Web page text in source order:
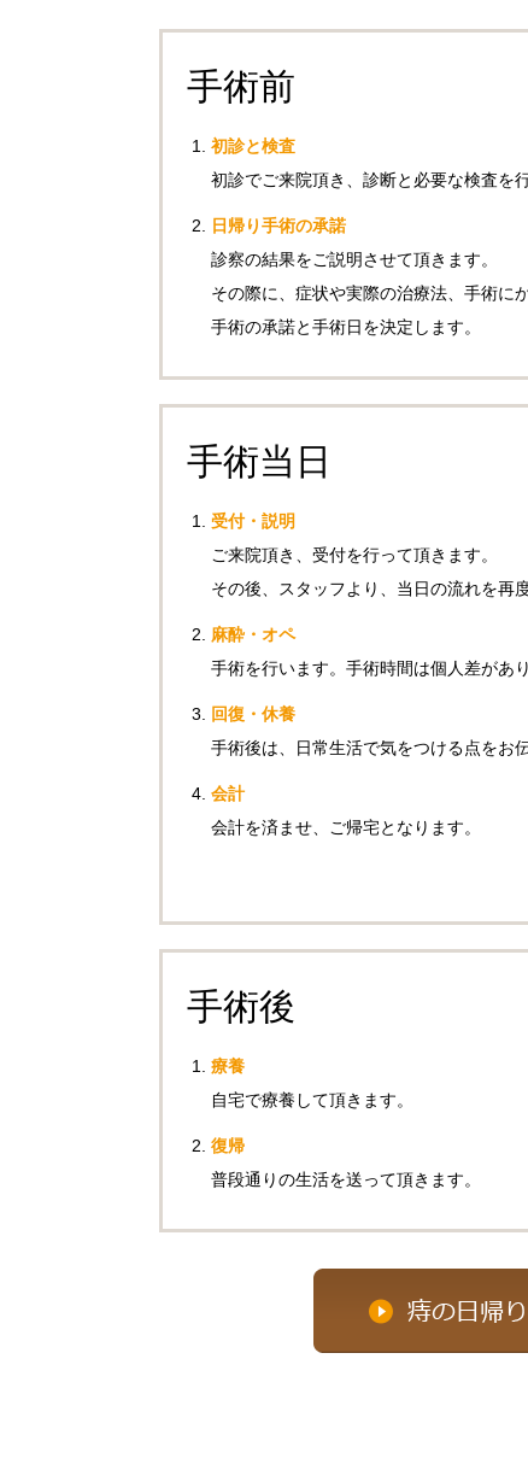
手術前
初診と検査
初診でご来院頂き、診断と必要な検査を行
日帰り手術の承諾
診察の結果をご説明させて頂きます。
その際に、症状や実際の治療法、手術に
手術の承諾と手術日を決定します。
手術当日
受付・説明
ご来院頂き、受付を行って頂きます。
その後、スタッフより、当日の流れを再
麻酔・オペ
手術を行います。手術時間は個人差があ
回復・休養
手術後は、日常生活で気をつける点をお
会計
会計を済ませ、ご帰宅となります。
手術後
療養
自宅で療養して頂きます。
復帰
普段通りの生活を送って頂きます。